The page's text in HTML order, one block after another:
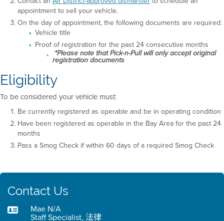
appointment to sell your vehicle.
On the day of appointment, the following documents are required:
Vehicle title
Proof of registration for the past 24 consecutive months
*Please note that Pick-n-Pull will only accept original
registration documents
Eligibility
To be considered your vehicle must:
Be currently registered as operable and be in operating condition
Have been registered as operable in the Bay Area for the past 24
months
Pass a Smog Check if within 60 days of a required Smog Check
Contact Us
Mae N/A
Staff Specialist, 法律